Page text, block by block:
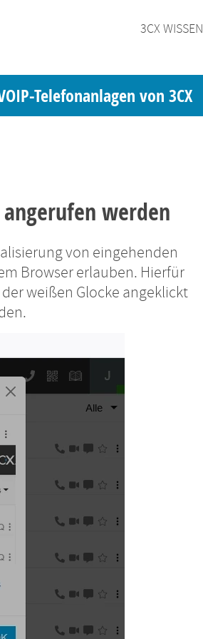
3CX WISSEN
Telefonanlagen von 3CX
werden
von eingehenden
Browser erlauben. Hierfür
weißen Glocke angeklickt